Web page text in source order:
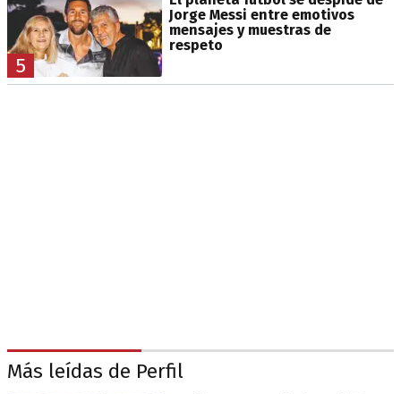
5
Jorge Messi entre emotivos
mensajes y muestras de
respeto
Más leídas de Perfil